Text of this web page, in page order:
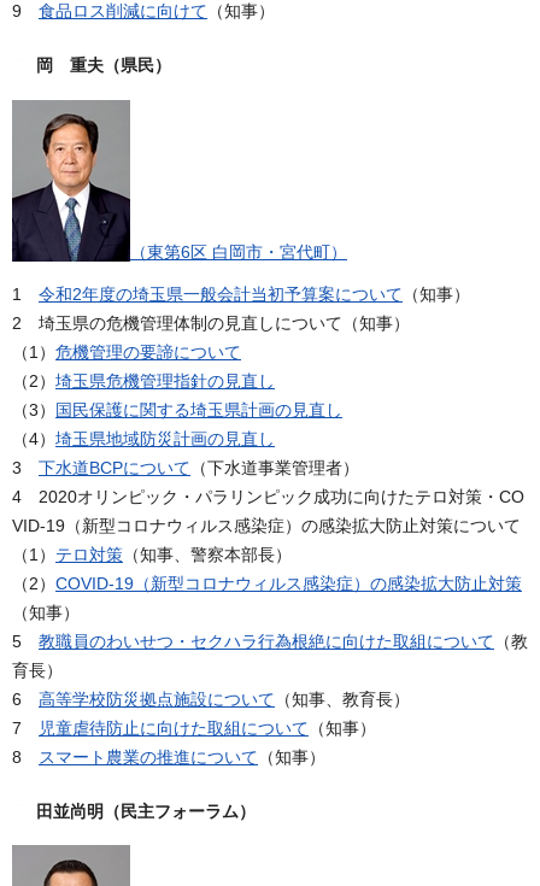
9 食品ロス削減に向けて （知事）
岡 重夫（県民）
（東第6区 白岡市・宮代町）
1 令和2年度の埼玉県一般会計当初予算案について （知事）
2 埼玉県の危機管理体制の見直しについて（知事）
（1） 危機管理の要諦について
（2） 埼玉県危機管理指針の見直し
（3）
国民保護に関する埼玉県計画の見直し
（4） 埼玉県地域防災計画の見直し
3 下水道BCPについて （下水道事業管理者）
4 2020オリンピック・パラリンピック成功に向けたテロ対策・CO
VID-19（新型コロナウィルス感染症）の感染拡大防止対策について
（1） テロ対策 （知事、警察本部長）
（2） COVID-19（新型コロナウィルス感染症）の感染拡大防止対策
（知事）
5 教職員のわいせつ・セクハラ行為根絶に向けた取組について （教
育長）
6 高等学校防災拠点施設について （知事、教育長）
7
児童虐待防止に向けた取組について （知事）
8
スマート農業の推進について （知事）
田並尚明（民主フォーラム）